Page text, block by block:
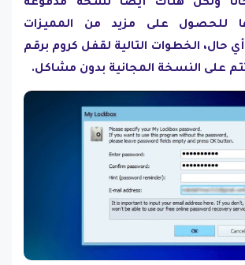
ولكن هناك أيضًا نسخة مدفوعة
للحصول على مزيد من المميزات
حال، الخطوات التالية لقفل كروم برقم
على النسخة المجانية بدون مشاكل.